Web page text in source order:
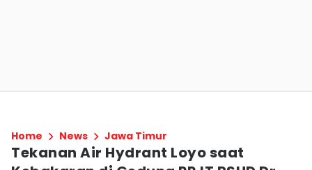
Home News Jawa Timur
Tekanan Air Hydrant Loyo saat